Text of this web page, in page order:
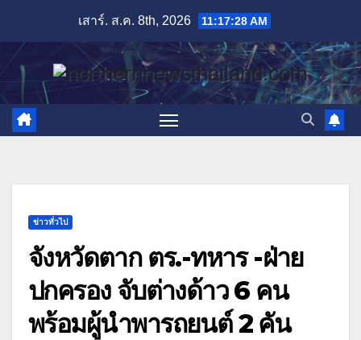
content
เสาร์. ส.ค. 8th, 2026 11:17:30 AM
ข่าวทั่วไป
จังหวัดตาก ตร.-ทหาร -ฝ่าย
ปกครอง จับต่างด้าว 6 คน
พร้อมผู้นำพารถยนต์ 2 คัน